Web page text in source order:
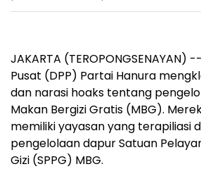
JAKARTA
Pusat (DPP) Partai Hanura
dan narasi hoaks tentang
Makan Bergizi Gratis (MBG).
memiliki yayasan yang terapiliasi
pengelolaan dapur Satuan
Gizi (SPPG) MBG.